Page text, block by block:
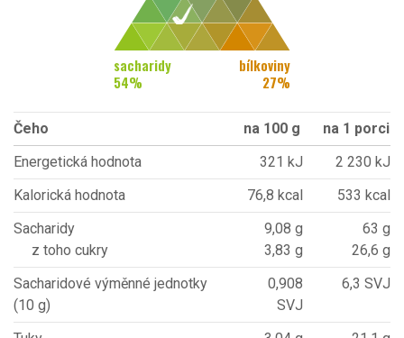
sacharidy
54%
bílkoviny
27%
Čeho na 100 g
na 1 porci
Energetická hodnota
321 kJ
2 230 kJ
Kalorická hodnota
76,8 kcal
533 kcal
Sacharidy
z toho cukry
9,08 g
3,83 g
63 g
26,6 g
Sacharidové výměnné jednotky
(10 g)
0,908
SVJ
6,3 SVJ